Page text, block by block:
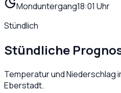
Monduntergang18:01 Uhr
Stündlich
Stündliche
Temperatur und Niederschlag
Eberstadt.